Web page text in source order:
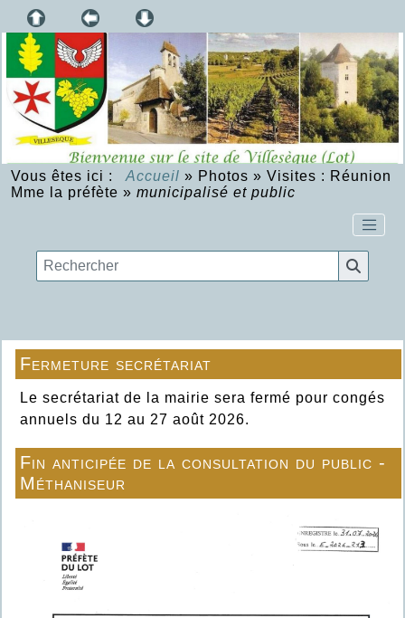
Vous êtes ici : Accueil » Photos » Visites : Réunion
Mme la préfète » municipalisé et public
Fermeture secrétariat
Le secrétariat de la mairie sera fermé pour congés
annuels du 12 au 27 août 2026.
Fin anticipée de la consultation du public -
Méthaniseur